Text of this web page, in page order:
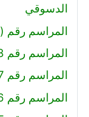
الدسوقي
المراسم رقم (229) : أميرة فكري أحمد
المراسم رقم 228 : محمد حلمي نصار
المراسم رقم 227 : كريم سالم درويش
المراسم رقم 226 : عمرو خالد حسين